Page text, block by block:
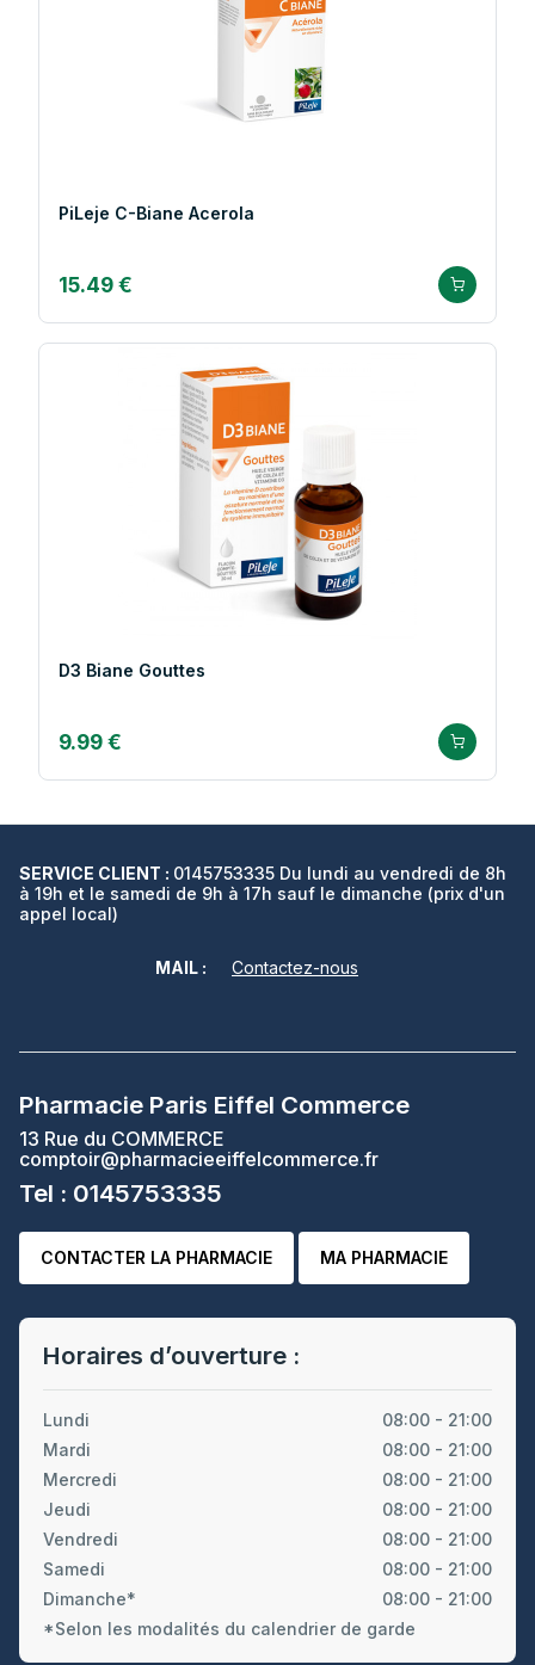
PiLeje C-Biane Acerola
15.49 €
D3 Biane Gouttes
9.99 €
SERVICE CLIENT : 0145753335 Du lundi au vendredi de 8h
à 19h et le samedi de 9h à 17h sauf le dimanche (prix d'un
appel local)
MAIL : Contactez-nous
Pharmacie Paris Eiffel Commerce
13 Rue du COMMERCE
comptoir@pharmacieeiffelcommerce.fr
Tel : 0145753335
CONTACTER LA PHARMACIE MA PHARMACIE
Horaires d’ouverture :
Lundi
08:00 - 21:00
Mardi
08:00 - 21:00
Mercredi
08:00 - 21:00
Jeudi
08:00 - 21:00
Vendredi
08:00 - 21:00
Samedi
08:00 - 21:00
Dimanche*
08:00 - 21:00
*Selon les modalités du calendrier de garde